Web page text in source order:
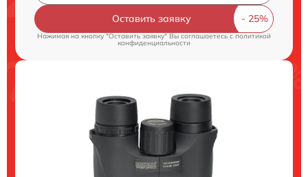
Оставить заявку
Нажимая на кнопку "Оставить заявку" Вы соглашаетесь cполитикой
конфиденциальности